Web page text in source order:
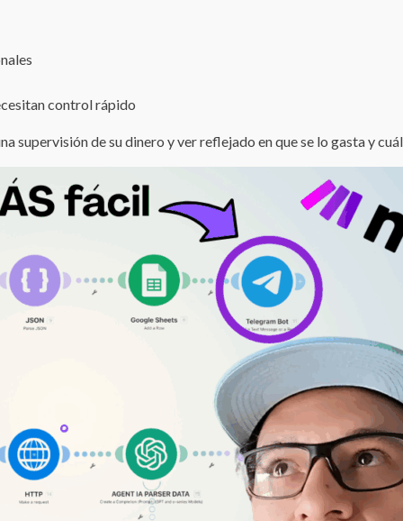
control rápido
supervisión de su dinero y ver reflejado en que se lo gasta y